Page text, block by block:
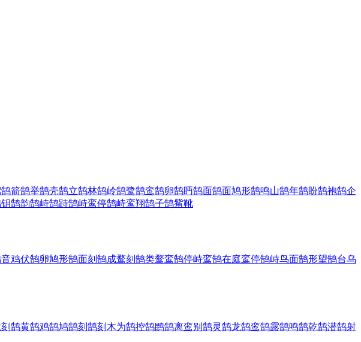
鹄箭鹄举鹄壳鹄立鹄林鹄岭鹄鹭鹄鸾鹄卵鹄眄鹄面鹄面鸠形鹄鸣山鹄年鹄盼鹄袍鹄企
鹄韵鹄峙鹄跱鹄峙鸾停鹄峙鸾翔鹄子鹄觜靴
鸡伏鹄卵鸠形鹄面刻鹄成鹜刻鹄类鹜鸾鹄停峙鸾鹄在庭鸾停鹄峙鸟面鹄形望鹄台乌
鹄黄鹄鸡鹄鸠鹄刻鹄刻木为鹄控鹄鹍鹄离鸾别鹄灵鹄龙鹄鸾鹄露鹄鸣鹄乾鹄潜鹄射